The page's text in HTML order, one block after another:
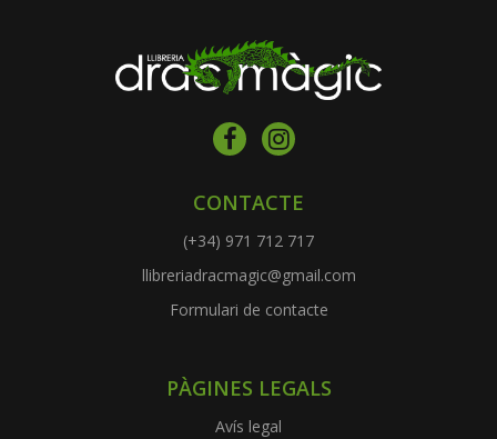
CONTACTE
(+34) 971 712 717
llibreriadracmagic@gmail.com
Formulari de contacte
PÀGINES LEGALS
Avís legal